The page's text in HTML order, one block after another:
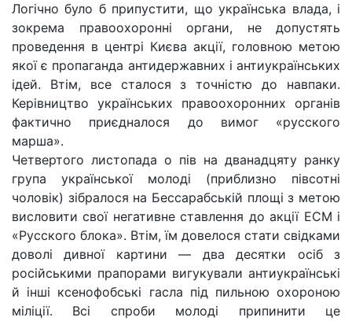
Логічно було б припустити, що українська влада, і
зокрема правоохоронні органи, не допустять
проведення в центрі Києва акції, головною метою
якої є пропаганда антидержавних і антиукраїнських
ідей. Втім, все сталося з точністю до навпаки.
Керівництво українських правоохоронних органів
фактично приєдналося до вимог «русского
марша».
Четвертого листопада о пів на дванадцяту ранку
група української молоді (приблизно півсотні
чоловік) зібралося на Бессарабській площі з метою
висловити свої негативне ставлення до акції ЕСМ і
«Русского блока». Втім, їм довелося стати свідками
доволі дивної картини — два десятки осіб з
російськими прапорами вигукували антиукраїнські
й інші ксенофобські гасла під пильною охороною
міліції. Всі спроби молоді припинити це